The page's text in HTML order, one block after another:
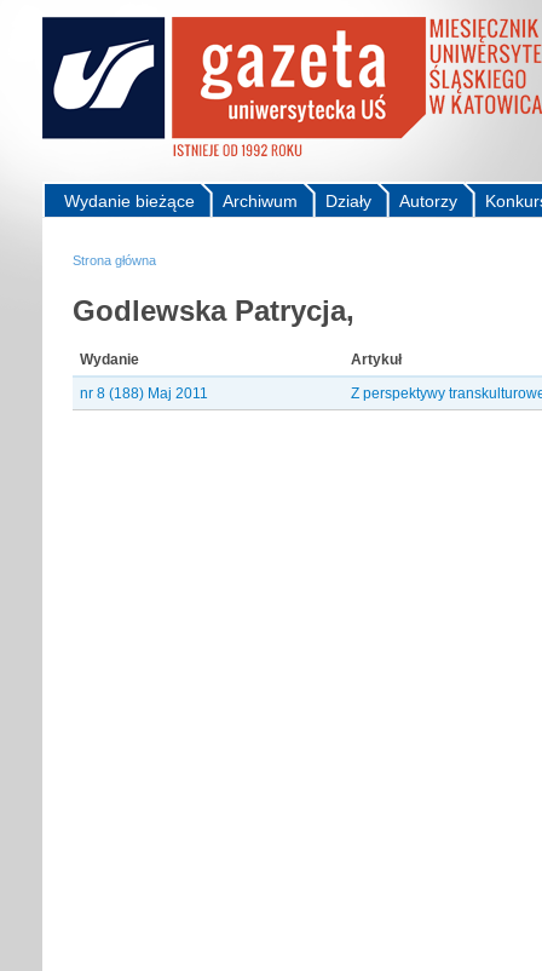
Autorzy
Działy
Archiwum
Wydanie bieżące
Strona główna
Godlewska Patrycja,
Wydanie
Artykuł
nr 8 (188) Maj 2011
Z perspektywy